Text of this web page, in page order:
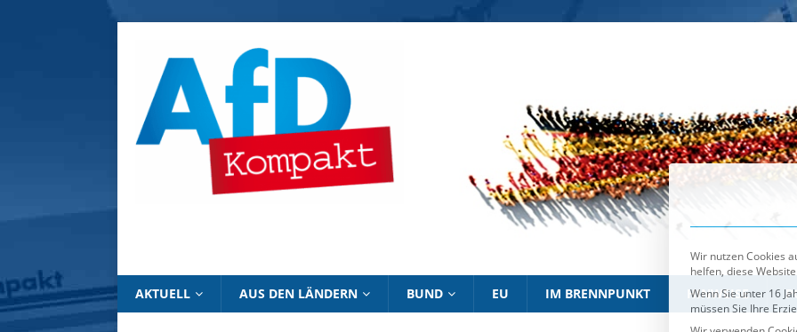
AKTUELL AUS DEN LÄNDERN BUND EU IM BRENNPUNKT HINWEISE
Wir nutzen Cookies
helfen, diese
Wenn Sie unter 16
müssen Sie Ihre
essenziell, während
Personenbezogene
personalisierte
Sie können Ihre
Es folgt eine
Essenziell